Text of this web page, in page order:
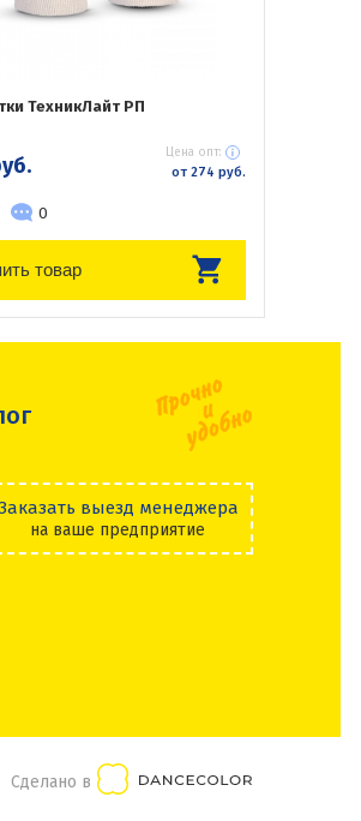
ТехникЛайт РП
Цена опт:
от 274 руб.
0
товар
выезд менеджера
на ваше предприятие
Сделано в